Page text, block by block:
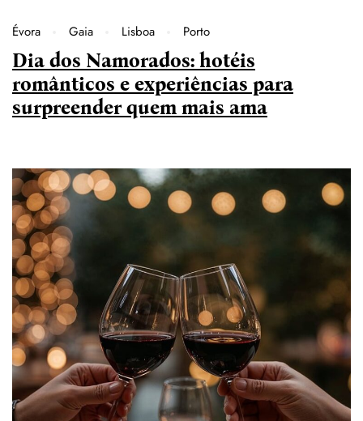
Évora Gaia Lisboa Porto
Dia dos Namorados: hotéis
românticos e experiências para
surpreender quem mais ama